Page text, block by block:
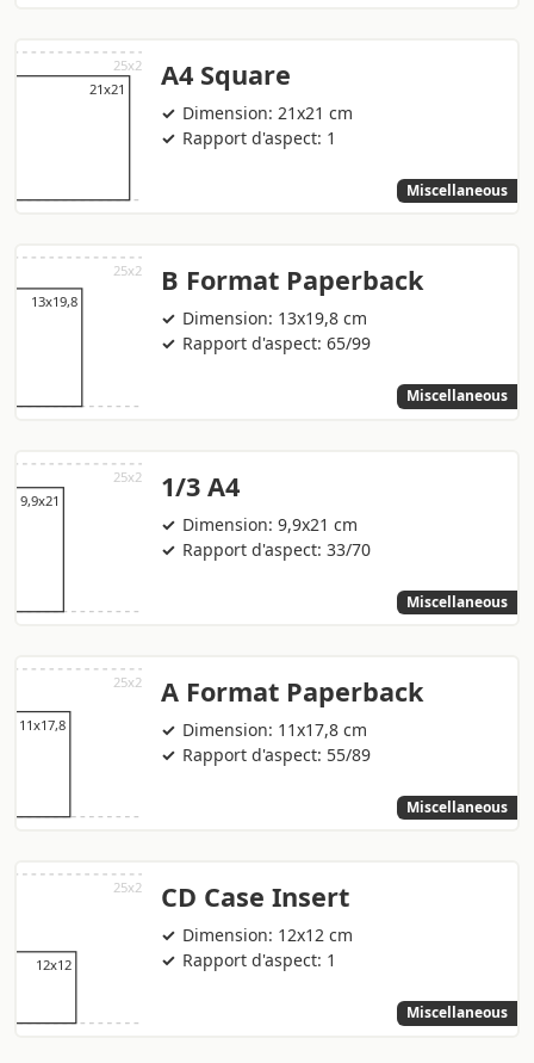
A4 Square
Dimension: 21x21 cm
Rapport d'aspect: 1
Miscellaneous
B Format Paperback
Dimension: 13x19,8 cm
Rapport d'aspect: 65/99
Miscellaneous
1/3 A4
Dimension: 9,9x21 cm
Rapport d'aspect: 33/70
Miscellaneous
A Format Paperback
Dimension: 11x17,8 cm
Rapport d'aspect: 55/89
Miscellaneous
CD Case Insert
Dimension: 12x12 cm
Rapport d'aspect: 1
Miscellaneous